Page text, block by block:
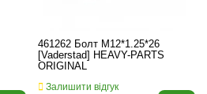
461262 Болт M12*1.25*26
[Vaderstad] HEAVY-PARTS
ORIGINAL
Залишити відгук